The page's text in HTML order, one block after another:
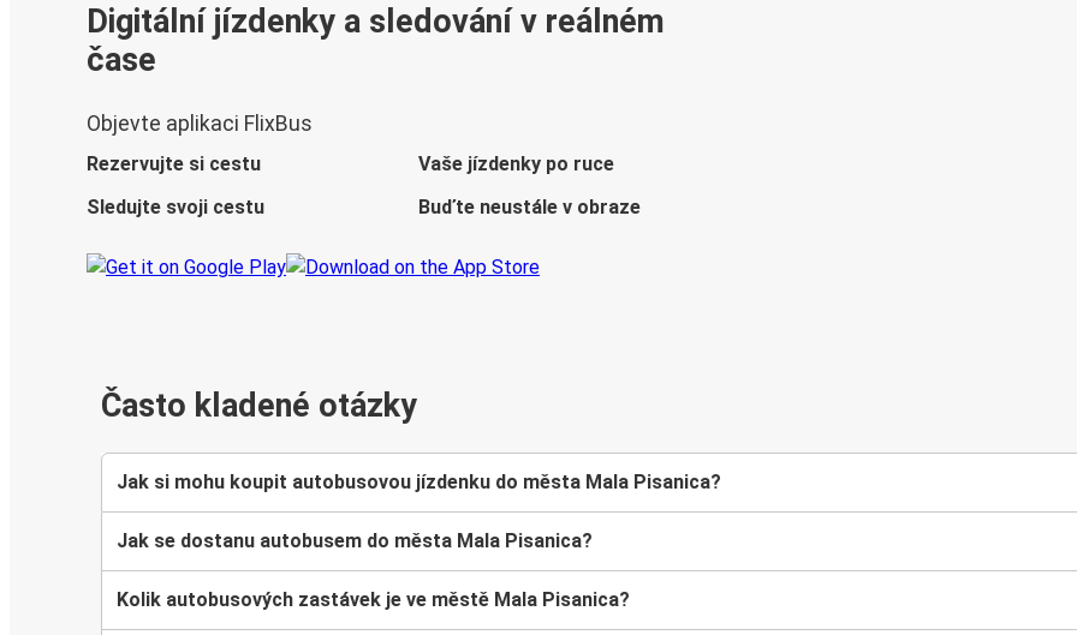
Digitální jízdenky a sledování v reálném
čase
Objevte aplikaci FlixBus
Rezervujte si cestu
Vaše jízdenky po ruce
Sledujte svoji cestu
Buďte neustále v obraze
Často kladené otázky
Jak si mohu koupit autobusovou jízdenku do města Mala Pisanica?
Jak se dostanu autobusem do města Mala Pisanica?
Kolik autobusových zastávek je ve městě Mala Pisanica?